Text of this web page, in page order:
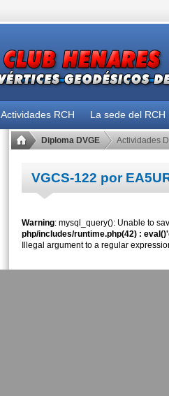
Actividades RCH La sede del RCH
Diploma DVGE Actividades
VGCS-122 por
Warning: mysql_query(): Unable to
php/includes/runtime.php(42) :
Illegal argument to a regular